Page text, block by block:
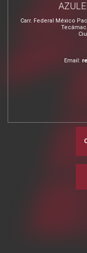
Carr. Federal México
Email: